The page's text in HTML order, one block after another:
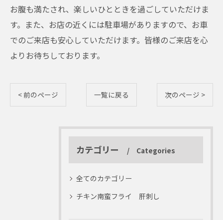
お腹も満たされ、楽しいひとときを過ごしていただけま
す。また、お店の近くには駐車場がありますので、お車
でのご来店も安心していただけます。皆様のご来店を心
よりお待ちしております。
< 前のページ 一覧に戻る 次のページ >
カテゴリー Categories
全てのカテゴリー
チキン南蛮フライ 肝刺し